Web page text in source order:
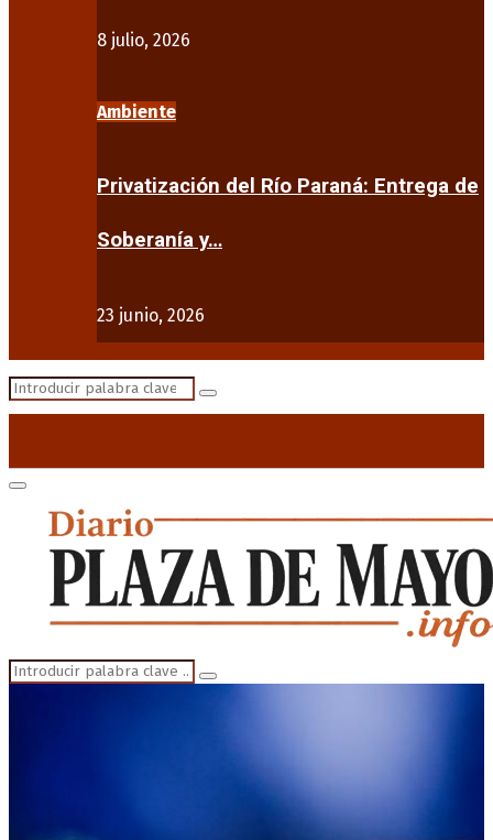
8 julio, 2026
Ambiente
Privatización del Río Paraná: Entrega de
Soberanía y…
23 junio, 2026
Search
Search
Primary
Menu
Search
for:
Search